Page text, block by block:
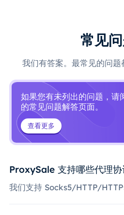
常见
我们有答案。最常见的问题
如果您有未列出的问题，请
的常见问题解答页面。
查看更多
ProxySale 支持哪些代理协
我们支持 Socks5/HTTP/